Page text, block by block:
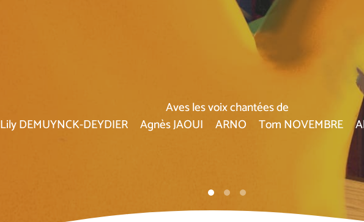
Aves les voix chantées de
Lily DEMUYNCK-DEYDIER Agnès JAOUI ARNO Tom NOVEMBRE